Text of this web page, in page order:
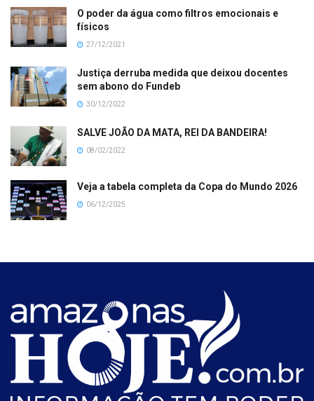
O poder da água como filtros emocionais e
físicos
27/12/2021
Justiça derruba medida que deixou docentes
sem abono do Fundeb
30/12/2022
SALVE JOÃO DA MATA, REI DA BANDEIRA!
08/02/2022
Veja a tabela completa da Copa do Mundo 2026
06/12/2025